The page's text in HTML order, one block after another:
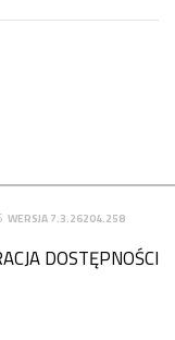
WERSJA 7.3.26204.258
DOSTĘPNOŚCI